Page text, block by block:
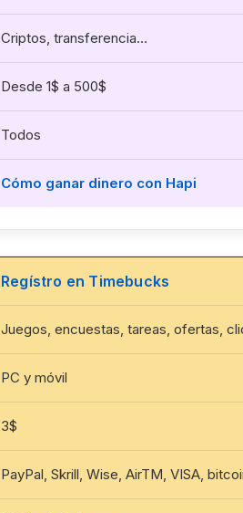
Criptos, transferencia…
Desde 1$ a 500$
Todos
Cómo ganar dinero con Hapi
Regístro en Timebucks
Juegos, encuestas, tareas, ofertas,
PC y móvil
3$
PayPal, Skrill, Wise, AirTM, VISA,